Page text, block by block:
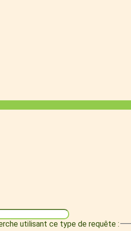
utilisant ce type de requête :